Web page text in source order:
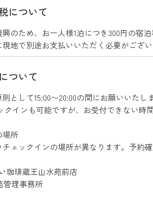
について
のため、お一人様1泊につき300円の宿
地で別途お支払いいただく必要がござ
ついて
として15:00〜20:00の間にお願いいたし
クインも可能ですが、お受付できない
所
チェックインの場所が異なります。予約
珈琲蔵王山水苑前店
管理事務所